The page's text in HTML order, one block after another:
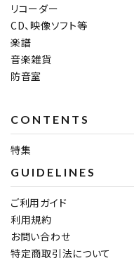
リコーダー
CD、映像ソフト等
楽譜
音楽雑貨
防音室
CONTENTS
特集
GUIDELINES
ご利用ガイド
利用規約
お問い合わせ
特定商取引法について